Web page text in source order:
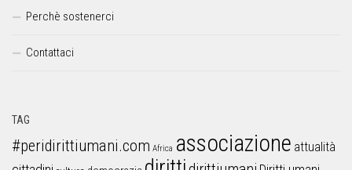
Perchè sostenerci
Contattaci
TAG
#peridirittiumani.com Africa associazione attualità